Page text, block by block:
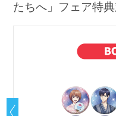
たちへ」フェア特